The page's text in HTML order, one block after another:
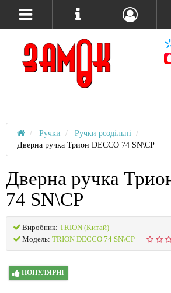
Ручки
Ручки роздільні
Дверна ручка Трион DECCO 74 SN\CP
Дверна ручка
74 SN\CP
Виробник: TRION (Китай)
Модель: TRION DECCO 74 SN\CP
ПОПУЛЯРНІ